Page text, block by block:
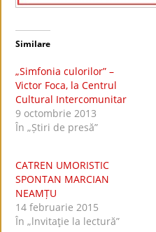
Similare
„Simfonia culorilor” –
Victor Foca, la Centrul
Cultural Intercomunitar
9 octombrie 2013
În „Știri de presă”
CATREN UMORISTIC
SPONTAN MARCIAN
NEAMȚU
14 februarie 2015
În „lnvitaţie la lectură”